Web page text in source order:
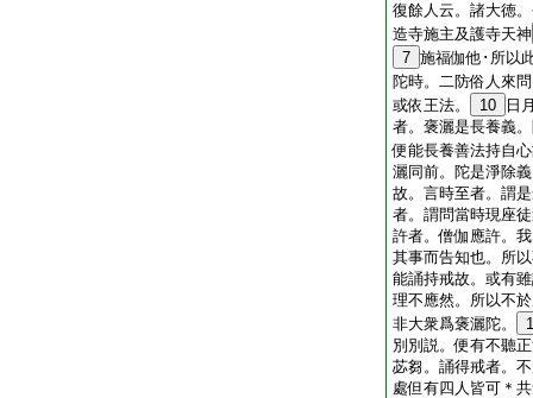
復餘人云。諸大徳
造寺施主及護寺天神
7 施福伽他･所以
陀時。二防俗人來
或依王法。
10
日
者。褒灑是長養義
便能長養善法持自
灑同前。陀是淨除
故。言時至者。謂
者。謂問當時現座
許者。僧伽應許。
其事而告知也。所
能誦持戒故。或有
理不應然。所以不
非大衆爲褒灑陀。
別別説。便有不聽
苾芻。誦得戒者。
處但有四人皆可＊